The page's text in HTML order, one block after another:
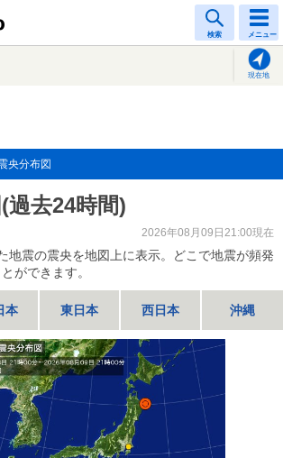
検索 メニュー
現在地
央分布図
過去24時間)
2026年08月09日21:00現在
地震の震央を地図上に表示。どこで地震が頻発
ができます。
本 東日本 西日本 沖縄